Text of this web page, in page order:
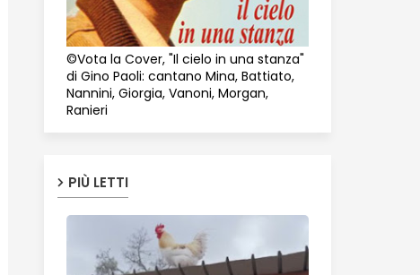
©Vota la Cover, "Il cielo in una stanza"
di Gino Paoli: cantano Mina, Battiato,
Nannini, Giorgia, Vanoni, Morgan,
Ranieri
PIÙ LETTI